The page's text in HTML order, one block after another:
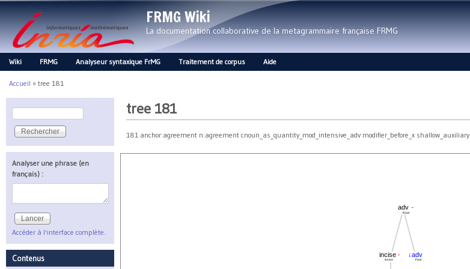
FRMG Wiki
La documentation collaborative de la metagrammaire française FRMG
Main menu
Wiki FRMG Analyseur syntaxique FrMG Traitement de corpus Aide
Vous êtes ici
Accueil » tree 181
tree 181
181 anchor:agreement n:agreement cnoun_as_quantity_mod_intensive_adv modifier_before_x shallow_auxiliary
↓adv
Foot
incise
incise
-
adv
Root
-
Formulaire de recherche
Rechercher
Analyser une phrase (en
français) :
Accéder à l'interface complète.
Contenus